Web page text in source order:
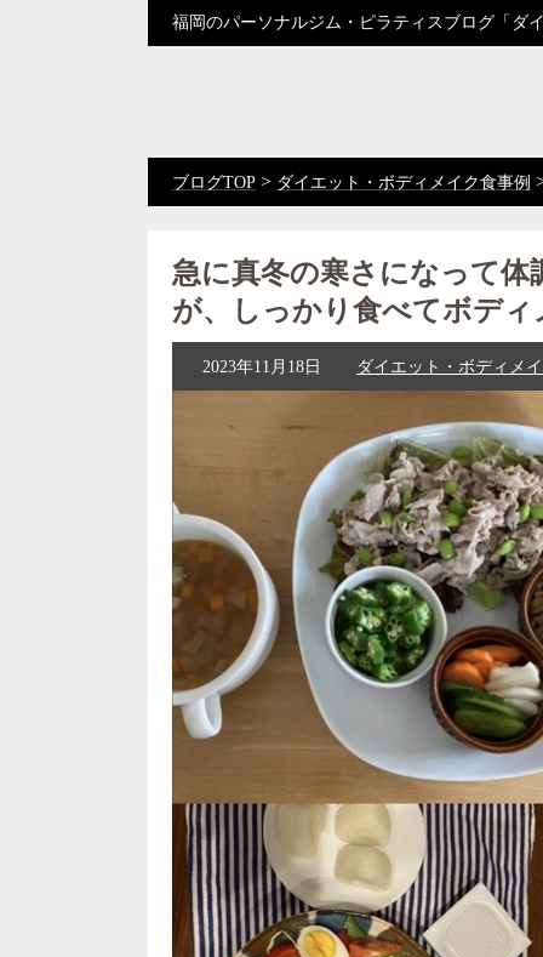
福岡のパーソナルジム・ピラティスブログ「ダ
ブログTOP > ダイエット・ボディメイク食事例
急に真冬の寒さになって
が、しっかり食べてボデ
2023年11月18日 ダイエット・ボディメ